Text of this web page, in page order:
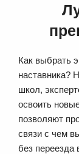
Как выбрать
наставника?
школ,
освоить
позволяют
связи с чем
без переезда